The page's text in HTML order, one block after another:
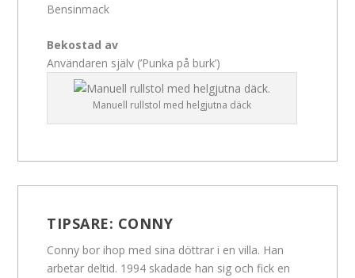
Bensinmack
Bekostad av
Användaren själv (’Punka på burk’)
Manuell rullstol med helgjutna däck
TIPSARE: CONNY
Conny bor ihop med sina döttrar i en villa. Han
arbetar deltid. 1994 skadade han sig och fick en